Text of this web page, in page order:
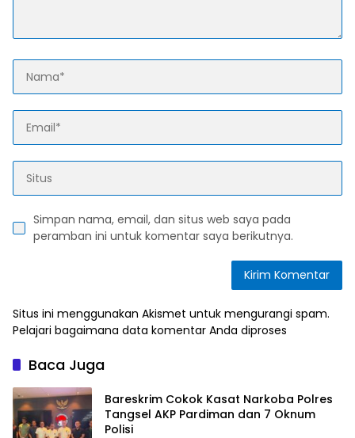
Simpan nama, email, dan situs web saya pada
peramban ini untuk komentar saya berikutnya.
Situs ini menggunakan Akismet untuk mengurangi spam.
Pelajari bagaimana data komentar Anda diproses
Baca Juga
Bareskrim Cokok Kasat Narkoba Polres
Tangsel AKP Pardiman dan 7 Oknum
Polisi